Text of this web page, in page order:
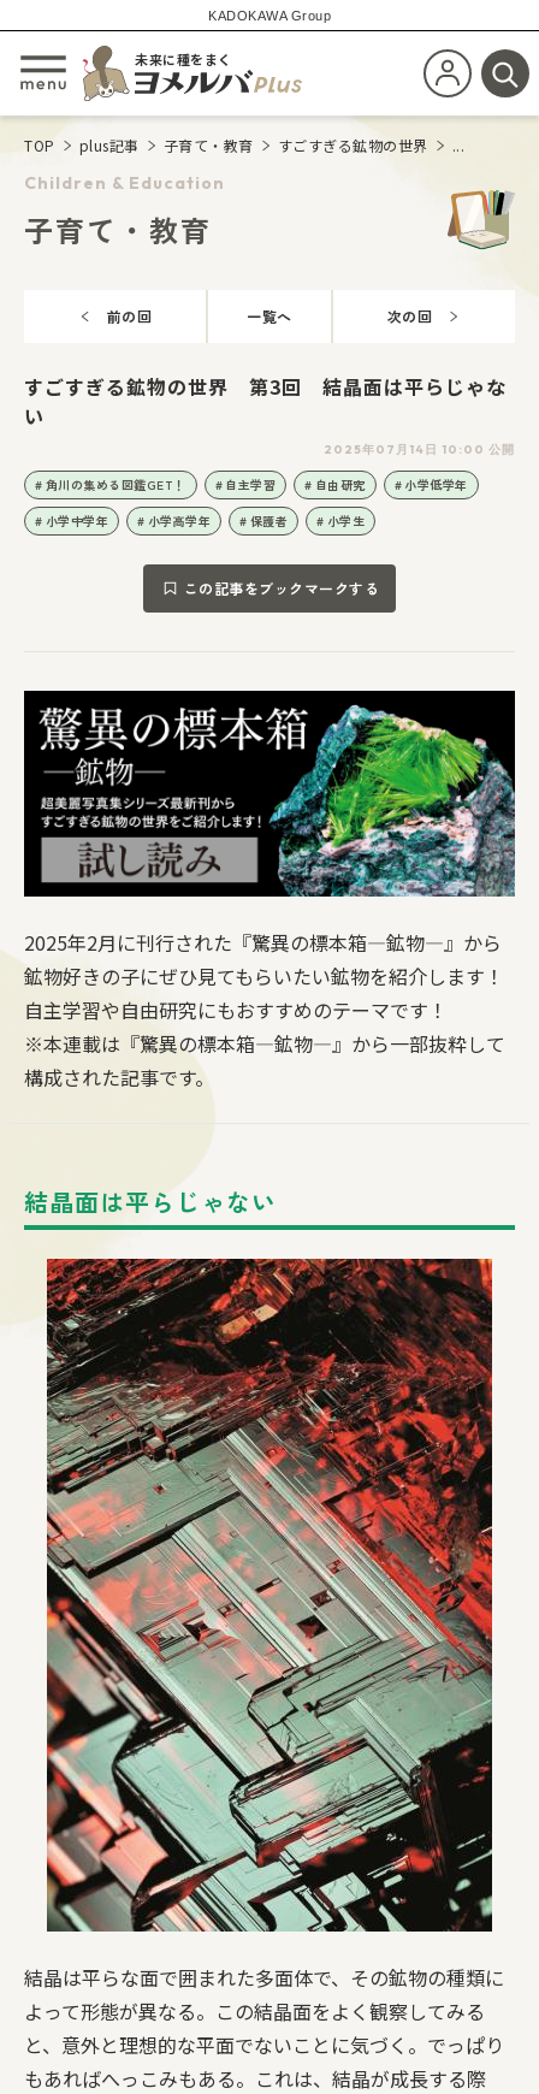
KADOKAWA Group
メニューを開閉する
未来に種をまく
新規会員登
検
TOP plus記事 子育て・教育 すごすぎる鉱物の世界 ...
Children & Education
子育て・教育
前の回 一覧へ 次の回
すごすぎる鉱物の世界 第3回 結晶面は平らじゃな
い
2025年07月14日 10:00 公開
角川の集める図鑑GET！ 自主学習 自由研究
小学低学年
小学中学年
小学高学年 保護者 小学生
この記事をブックマークする
2025年2月に刊行された『驚異の標本箱―鉱物―』から
鉱物好きの子にぜひ見てもらいたい鉱物を紹介します！
自主学習や自由研究にもおすすめのテーマです！
※本連載は『驚異の標本箱―鉱物―』から一部抜粋して
構成された記事です。
結晶面は平らじゃない
結晶は平らな面で囲まれた多面体で、その鉱物の種類に
よって形態が異なる。この結晶面をよく観察してみる
と、意外と理想的な平面でないことに気づく。でっぱり
もあればへっこみもある。これは、結晶が成長する際